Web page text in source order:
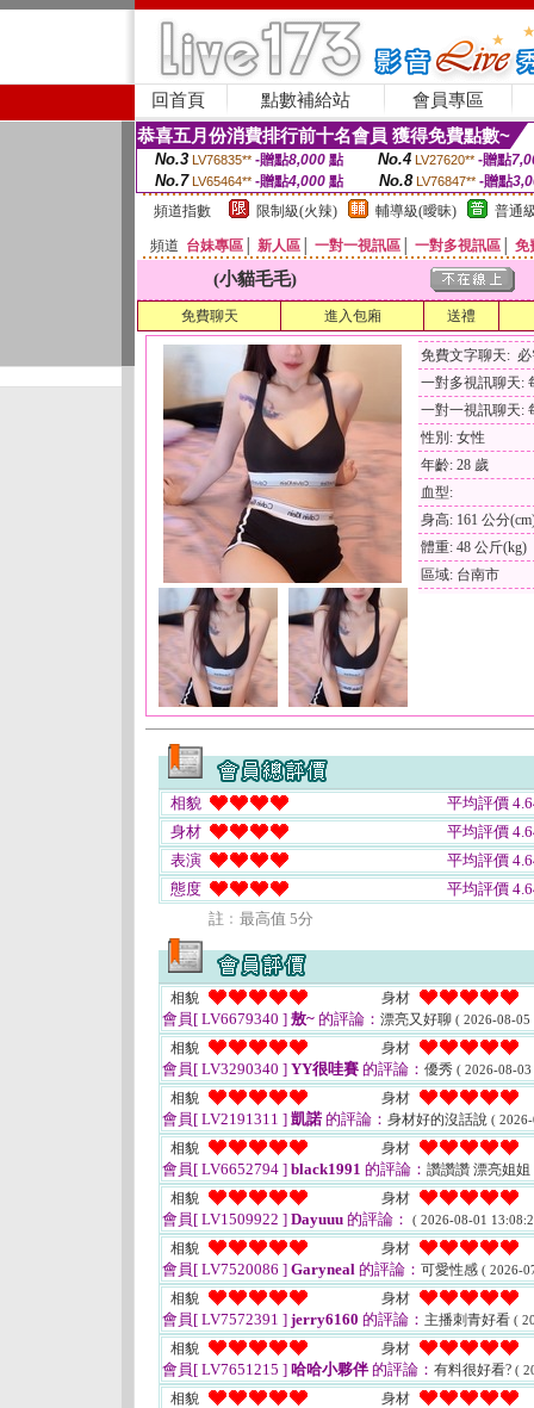
回首頁 點數補給站 會員專區
恭喜五月份消費排行前十名會員 獲得免費點數~
No.3 LV76835** -贈點8,000點 No.4 LV27620** -贈點
No.7 LV65464** -贈點4,000 點 No.8 LV76847** -贈點
頻道指數
限制級(火辣) 輔導級(曖昧) 普通
頻道 台妹專區 新人區 一對一視訊區 一對多視訊區 免
(小貓毛毛)
免費聊天 進入包廂 送禮
免費文字聊天:
一對多視訊聊天:
一對一視訊聊天:
性別: 女性
年齡: 28 歲
血型:
身高: 161 公分
體重: 48 公斤(kg)
區域: 台南市
相貌
平均評價
身材
平均評價
表演
平均評價
態度
平均評價
註﹕最高值 5分
相貌 身材
會員[ LV6679340 ] 敖~ 的評論： 漂亮又好聊 ( 2026-08-05
相貌 身材
會員[ LV3290340 ] YY很哇賽 的評論： 優秀 ( 2026-08-
相貌 身材
會員[ LV2191311 ] 凱諾的評論： 身材好的沒話說 (
相貌 身材
會員[ LV6652794 ] black1991 的評論： 讚讚讚 漂亮姐姐
相貌
身材
會員[ LV1509922 ] Dayuuu 的評論： ( 2026-08-01
相貌 身材
會員[ LV7520086 ] Garyneal 的評論： 可愛性感 ( 2026-
相貌 身材
會員[ LV7572391 ] jerry6160 的評論： 主播刺青好看 (
相貌 身材
會員[ LV7651215 ] 哈哈小夥伴的評論： 有料很好看? (
相貌 身材